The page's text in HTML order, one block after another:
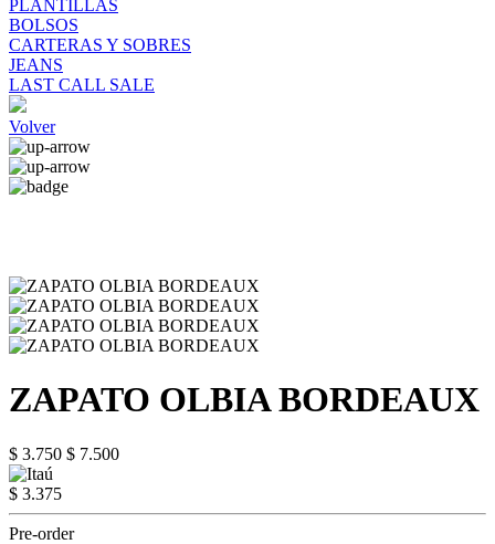
PLANTILLAS
BOLSOS
CARTERAS Y SOBRES
JEANS
LAST CALL SALE
Volver
ZAPATO OLBIA BORDEAUX
$ 3.750 $ 7.500
$ 3.375
Pre-order